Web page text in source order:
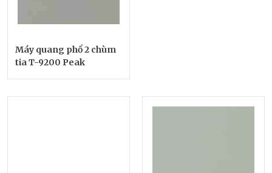
Máy quang phổ 2 chùm
tia T-9200 Peak